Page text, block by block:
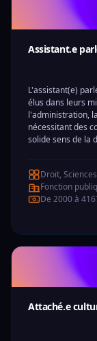
Assistant.e
L'assistant(e)
élus dans leurs
l'administration,
nécessitant des
solide sens de la
Droit,
Fonction
De 2000 à
Attaché.e